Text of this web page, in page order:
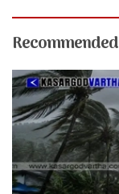
Recommended